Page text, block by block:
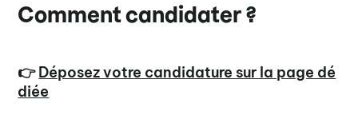
Comment candidater ?
👉Déposez votre candidature sur la page dé
diée